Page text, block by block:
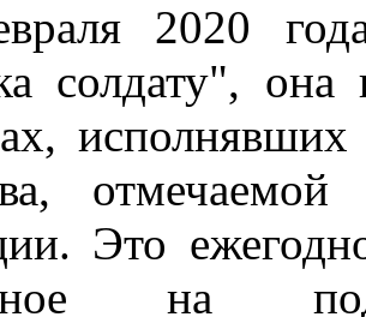
2020 года
солдату",
Это
на